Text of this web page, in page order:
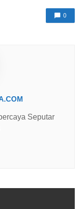
0
Seputar